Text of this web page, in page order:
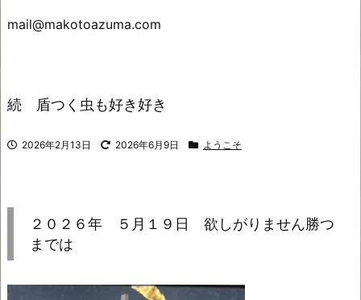
mail@makotoazuma.com
続 盾つく虫も好き好き
2026年2月13日 2026年6月9日 ようこそ
２０２６年 ５月１９日 欲しがりません勝つ
までは